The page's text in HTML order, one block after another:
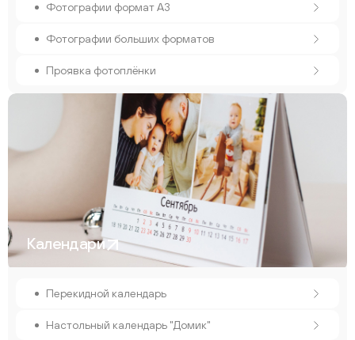
Фотографии формат А3
Фотографии больших форматов
Проявка фотоплёнки
Календари
Перекидной календарь
Настольный календарь "Домик"